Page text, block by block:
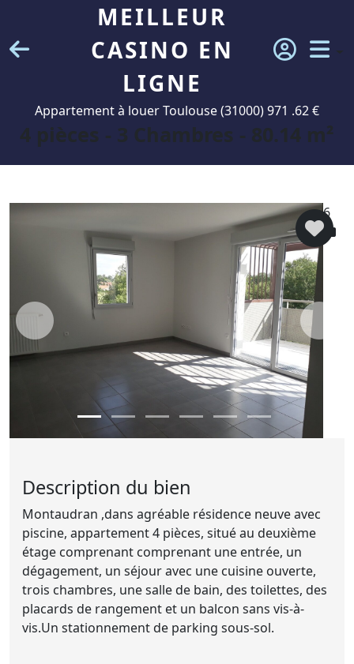
MEILLEUR
CASINO EN
LIGNE
Appartement à louer Toulouse (31000) 971 .62 €
4 pièces - 3 Chambres - 80.14 m²
6
Description du bien
Montaudran ,dans agréable résidence neuve avec
piscine, appartement 4 pièces, situé au deuxième
étage comprenant comprenant une entrée, un
dégagement, un séjour avec une cuisine ouverte,
trois chambres, une salle de bain, des toilettes, des
placards de rangement et un balcon sans vis-à-
vis.Un stationnement de parking sous-sol.